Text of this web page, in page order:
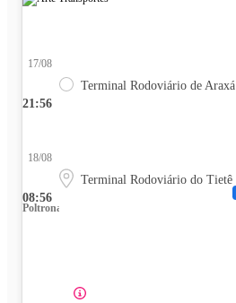
21:56
17/08
Terminal Rodoviário de Araxá
08:56
18/08
Terminal Rodoviário do Tietê
Poltrona